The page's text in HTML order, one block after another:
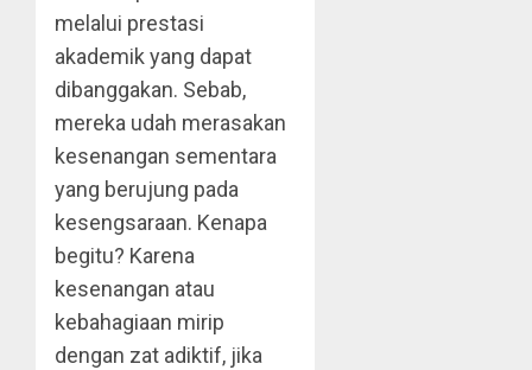
melalui prestasi
akademik yang dapat
dibanggakan. Sebab,
mereka udah merasakan
kesenangan sementara
yang berujung pada
kesengsaraan. Kenapa
begitu? Karena
kesenangan atau
kebahagiaan mirip
dengan zat adiktif, jika